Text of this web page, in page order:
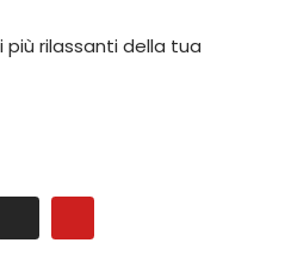
rilassanti della tua